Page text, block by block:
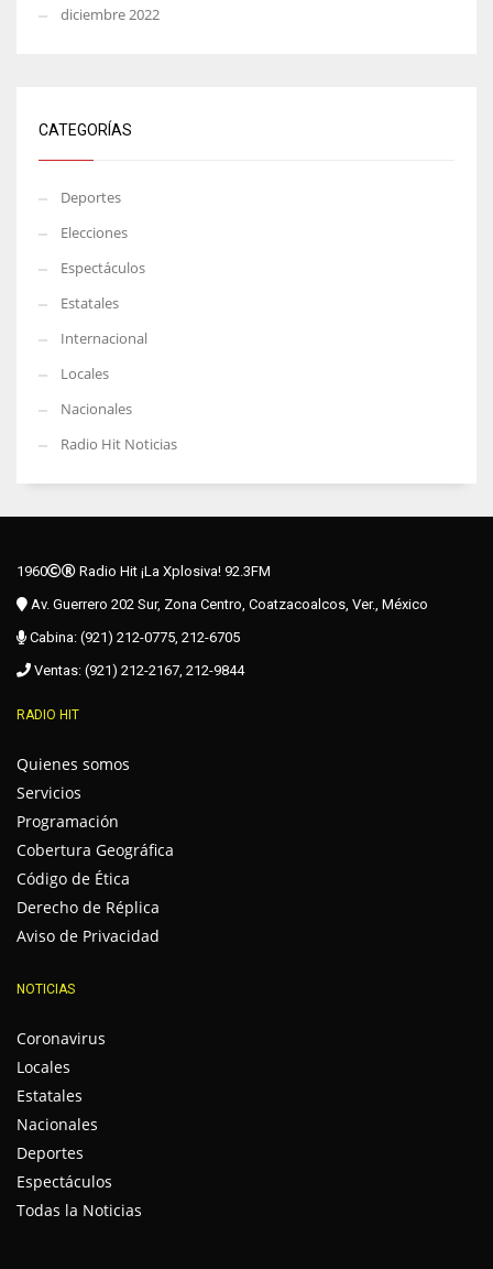
diciembre 2022
CATEGORÍAS
Deportes
Elecciones
Espectáculos
Estatales
Internacional
Locales
Nacionales
Radio Hit Noticias
1960
Radio Hit ¡La Xplosiva! 92.3FM
Av. Guerrero 202 Sur, Zona Centro, Coatzacoalcos, Ver., México
Cabina: (921) 212-0775, 212-6705
Ventas: (921) 212-2167, 212-9844
RADIO HIT
Quienes somos
Servicios
Programación
Cobertura Geográfica
Código de Ética
Derecho de Réplica
Aviso de Privacidad
NOTICIAS
Coronavirus
Locales
Estatales
Nacionales
Deportes
Espectáculos
Todas la Noticias